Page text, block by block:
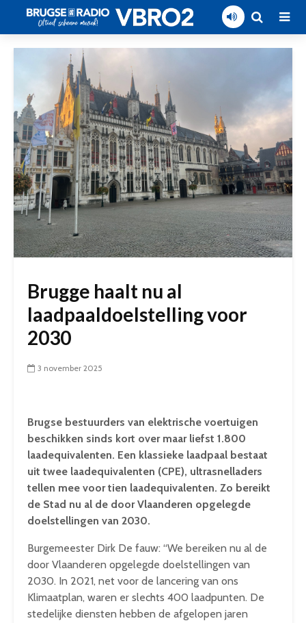
Brugge haalt nu al
laadpaaldoelstelling voor
2030
3 november 2025
Brugse bestuurders van elektrische voertuigen
beschikken sinds kort over maar liefst 1.800
laadequivalenten. Een klassieke laadpaal bestaat
uit twee laadequivalenten (CPE), ultrasnelladers
tellen mee voor tien laadequivalenten. Zo bereikt
de Stad nu al de door Vlaanderen opgelegde
doelstellingen van 2030.
Burgemeester Dirk De fauw: “We bereiken nu al de
door Vlaanderen opgelegde doelstellingen van
2030. In 2021, net voor de lancering van ons
Klimaatplan, waren er slechts 400 laadpunten. De
stedelijke diensten hebben de afgelopen jaren